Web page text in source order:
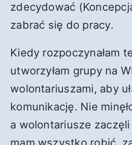
zdecydować
zabrać się do pracy.
Kiedy rozpoczynałam
utworzyłam grupy na
wolontariuszami, aby
komunikację. Nie
a wolontariusze